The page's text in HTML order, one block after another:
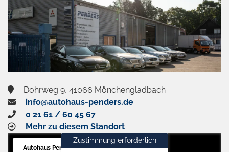
Dohrweg 9, 41066 Mönchengladbach
info@autohaus-penders.de
0 21 61 / 60 45 67
Mehr zu diesem Standort
Autohaus Penders (Service)
Zustimmung erforderlich